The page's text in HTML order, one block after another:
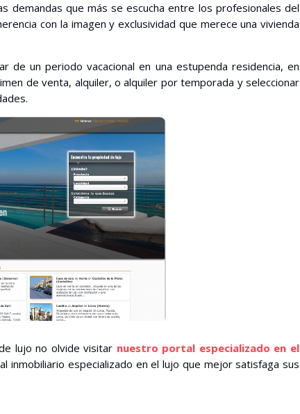
demandas que más se escucha entre los profesionales del
con la imagen y exclusividad que merece una vivienda
de un periodo vacacional en una estupenda residencia, en
de venta, alquiler, o alquiler por temporada y seleccionar
lujo no olvide visitar nuestro portal especializado en el
inmobiliario especializado en el lujo que mejor satisfaga sus